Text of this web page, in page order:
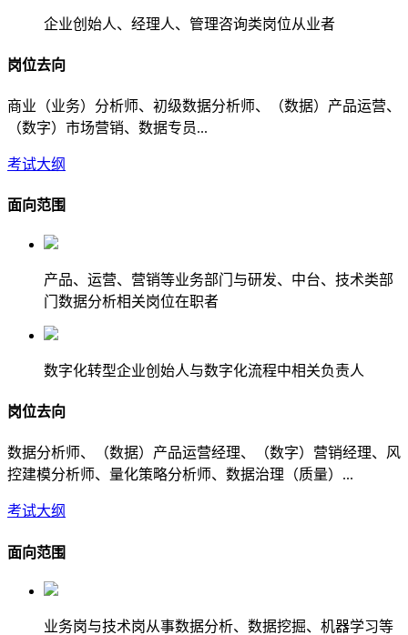
企业创始人、经理人、管理咨询类岗位从业者
岗位去向
商业（业务）分析师、初级数据分析师、（数据）产品运营、
（数字）市场营销、数据专员...
考试大纲
面向范围
产品、运营、营销等业务部门与研发、中台、技术类部
门数据分析相关岗位在职者
数字化转型企业创始人与数字化流程中相关负责人
岗位去向
数据分析师、（数据）产品运营经理、（数字）营销经理、风
控建模分析师、量化策略分析师、数据治理（质量）...
考试大纲
面向范围
业务岗与技术岗从事数据分析、数据挖掘、机器学习等